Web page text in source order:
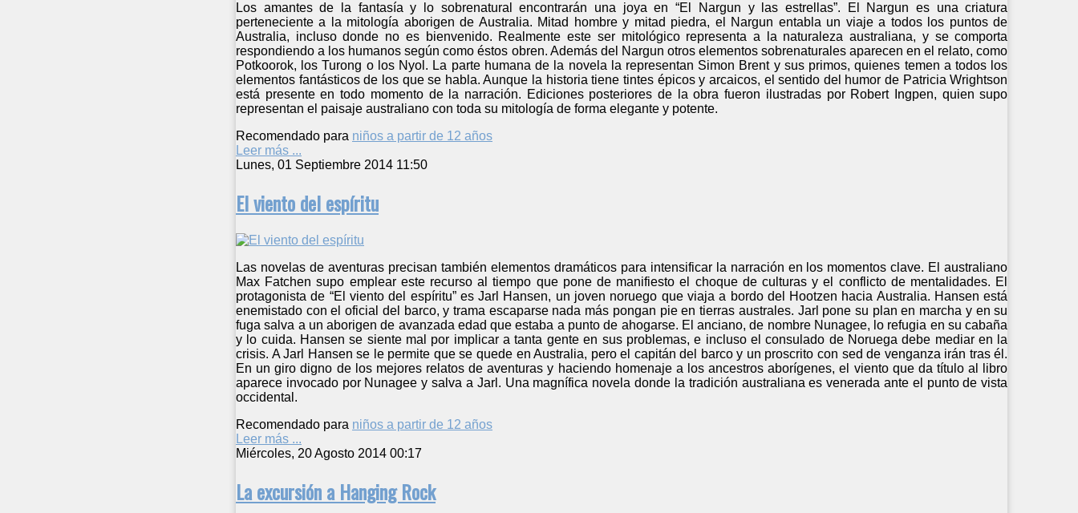
Los amantes de la fantasía y lo sobrenatural encontrarán una joya en “El Nargun y las estrellas”. El Nargun es una criatura
perteneciente a la mitología aborigen de Australia. Mitad hombre y mitad piedra, el Nargun entabla un viaje a todos los puntos de
Australia, incluso donde no es bienvenido. Realmente este ser mitológico representa a la naturaleza australiana, y se comporta
respondiendo a los humanos según como éstos obren. Además del Nargun otros elementos sobrenaturales aparecen en el relato, como
Potkoorok, los Turong o los Nyol. La parte humana de la novela la representan Simon Brent y sus primos, quienes temen a todos los
elementos fantásticos de los que se habla. Aunque la historia tiene tintes épicos y arcaicos, el sentido del humor de Patricia Wrightson
está presente en todo momento de la narración. Ediciones posteriores de la obra fueron ilustradas por Robert Ingpen, quien supo
representan el paisaje australiano con toda su mitología de forma elegante y potente.
Recomendado para niños a partir de 12 años
Leer más ...
Lunes, 01 Septiembre 2014 11:50
El viento del espíritu
Las novelas de aventuras precisan también elementos dramáticos para intensificar la narración en los momentos clave. El australiano
Max Fatchen supo emplear este recurso al tiempo que pone de manifiesto el choque de culturas y el conflicto de mentalidades. El
protagonista de “El viento del espíritu” es Jarl Hansen, un joven noruego que viaja a bordo del Hootzen hacia Australia. Hansen está
enemistado con el oficial del barco, y trama escaparse nada más pongan pie en tierras australes. Jarl pone su plan en marcha y en su
fuga salva a un aborigen de avanzada edad que estaba a punto de ahogarse. El anciano, de nombre Nunagee, lo refugia en su cabaña
y lo cuida. Hansen se siente mal por implicar a tanta gente en sus problemas, e incluso el consulado de Noruega debe mediar en la
crisis. A Jarl Hansen se le permite que se quede en Australia, pero el capitán del barco y un proscrito con sed de venganza irán tras él.
En un giro digno de los mejores relatos de aventuras y haciendo homenaje a los ancestros aborígenes, el viento que da título al libro
aparece invocado por Nunagee y salva a Jarl. Una magnífica novela donde la tradición australiana es venerada ante el punto de vista
occidental.
Recomendado para niños a partir de 12 años
Leer más ...
Miércoles, 20 Agosto 2014 00:17
La excursión a Hanging Rock